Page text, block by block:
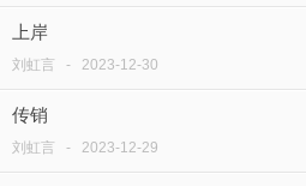
上岸
刘虹言 - 2023-12-30
传销
刘虹言 - 2023-12-29